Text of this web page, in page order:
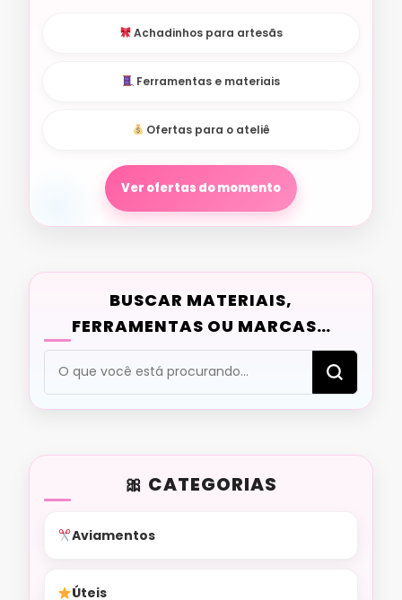
Achadinhos para artesãs
Ferramentas e materiais
Ofertas para o ateliê
Ver ofertas do momento
BUSCAR MATERIAIS,
FERRAMENTAS OU MARCAS…
Procurando
algo?
CATEGORIAS
Aviamentos
Úteis